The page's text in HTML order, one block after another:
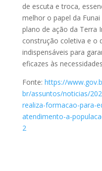
de escuta e troca,
melhor o papel da
plano de ação da Terra
construção coletiva e o
indispensáveis para
eficazes às
Fonte: https://
br/assuntos/noticias/
realiza-formacao-para-
atendimento-a-
2